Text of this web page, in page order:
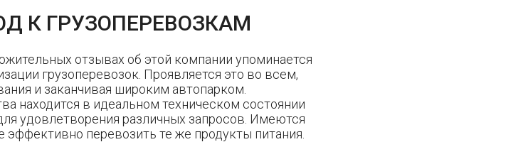
К ГРУЗОПЕРЕВОЗКАМ
отзывах об этой компании упоминается
грузоперевозок. Проявляется это во всем,
и заканчивая широким автопарком.
находится в идеальном техническом состоянии
удовлетворения различных запросов. Имеются
перевозить те же продукты питания.